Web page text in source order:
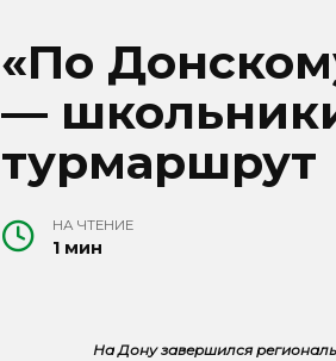
«По
—
турмаршрут
НА ЧТЕНИЕ
1 мин
На Дону завершился